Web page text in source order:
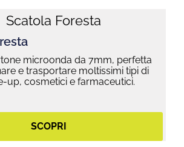
microonda da 7mm, perfetta
e trasportare moltissimi tipi di
up, cosmetici e farmaceutici.
SCOPRI